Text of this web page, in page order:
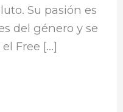
Su pasión es
del género y se
Free […]